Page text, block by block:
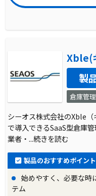
Xble(
製
倉庫管
シーオス株式会社のXble
で導入できるSaaS型倉庫
業者・...続きを読む
製品のおすすめポイント
始めやすく、必要な時
テム